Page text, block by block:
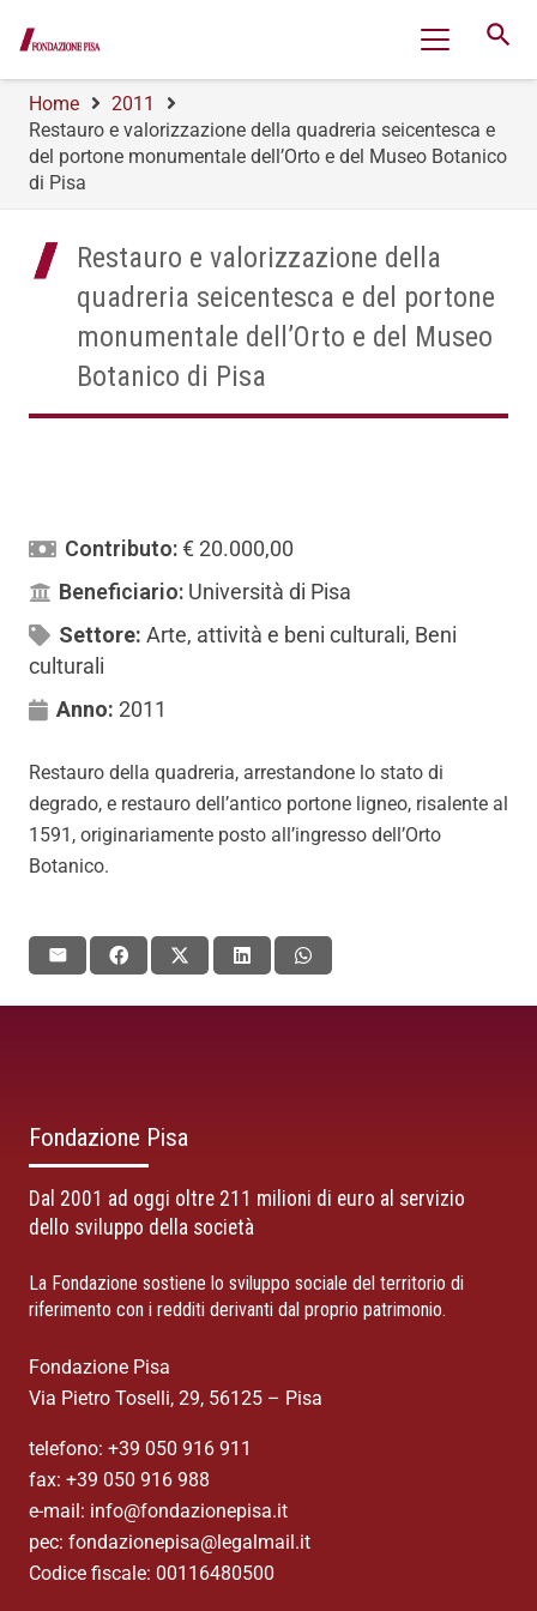
search
Home
2011
Restauro e valorizzazione della quadreria seicentesca e
del portone monumentale dell’Orto e del Museo Botanico
di Pisa
Restauro e valorizzazione della
quadreria seicentesca e del portone
monumentale dell’Orto e del Museo
Botanico di Pisa
Contributo:€ 20.000,00
Beneficiario: Università di Pisa
Settore: Arte, attività e beni culturali, Beni
culturali
Anno: 2011
Restauro della quadreria, arrestandone lo stato di
degrado, e restauro dell’antico portone ligneo, risalente al
1591, originariamente posto all’ingresso dell’Orto
Botanico.
Fondazione Pisa
Dal 2001 ad oggi oltre 211 milioni di euro al servizio
dello sviluppo della società
La Fondazione sostiene lo sviluppo sociale del territorio di
riferimento con i redditi derivanti dal proprio patrimonio.
Fondazione Pisa
Via Pietro Toselli, 29, 56125 – Pisa
telefono: +39 050 916 911
fax: +39 050 916 988
e-mail: info@fondazionepisa.it
pec: fondazionepisa@legalmail.it
Codice fiscale: 00116480500